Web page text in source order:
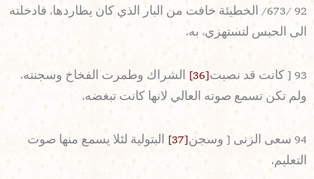
92 /673/ الخطيئة خافت من البار الذي كان يطاردها، فادخلته
الى الحبس لتستهزيء به،
93 [ كانت قد نصبت [36]
الشراك وطمرت الفخاخ وسجنته،
ولم تكن تسمع صوته العالي لانها كانت تبغضه،
94 سعى الزنى [ وسجن [37]
البتولية لئلا يسمع منها صوت
التعليم،